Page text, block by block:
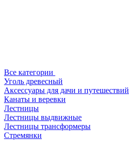
Все категории
Уголь древесный
Аксессуары для дачи и путешествий
Канаты и веревки
Лестницы
Лестницы выдвижные
Лестницы трансформеры
Стремянки